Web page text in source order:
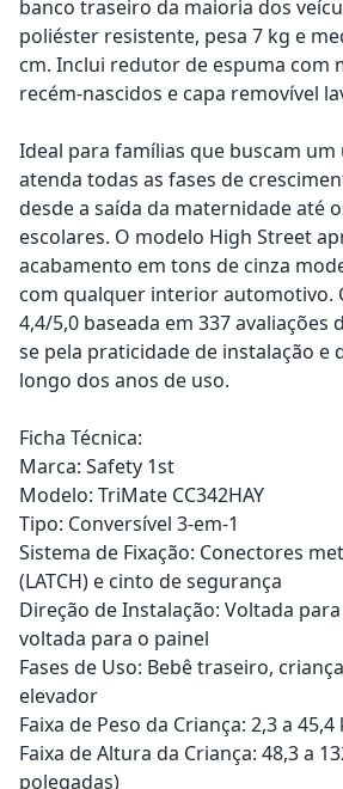
banco traseiro da maioria dos
poliéster resistente, pesa 7 kg e
cm. Inclui redutor de espuma com
recém-nascidos e capa removível
Ideal para famílias que buscam
atenda todas as fases de
desde a saída da maternidade até
escolares. O modelo High Street
acabamento em tons de cinza
com qualquer interior automotivo.
4,4/5,0 baseada em 337 avaliações
se pela praticidade de instalação e
longo dos anos de uso.
Ficha Técnica:
Marca: Safety 1st
Modelo: TriMate CC342HAY
Tipo: Conversível 3-em-1
Sistema de Fixação: Conectores
(LATCH) e cinto de segurança
Direção de Instalação: Voltada
voltada para o painel
Fases de Uso: Bebê traseiro,
elevador
Faixa de Peso da Criança: 2,3 a
Faixa de Altura da Criança: 48,3 a
polegadas)